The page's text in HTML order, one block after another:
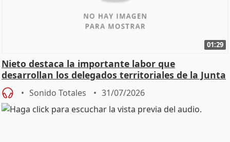
01:29
Nieto destaca la importante labor que
desarrollan los delegados territoriales de la Junta
Sonido Totales 31/07/2026